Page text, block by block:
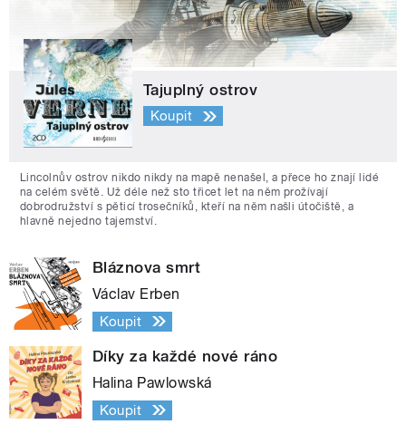
Tajuplný ostrov
Koupit
Lincolnův ostrov nikdo nikdy na mapě nenašel, a přece ho znají lidé
na celém světě. Už déle než sto třicet let na něm prožívají
dobrodružství s pěticí trosečníků, kteří na něm našli útočiště, a
hlavně nejedno tajemství.
Bláznova smrt
Václav Erben
Koupit
Díky za každé nové ráno
Halina Pawlowská
Koupit